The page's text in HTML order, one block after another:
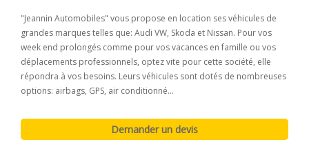
"Jeannin Automobiles" vous propose en location ses véhicules de
grandes marques telles que: Audi VW, Skoda et Nissan. Pour vos
week end prolongés comme pour vos vacances en famille ou vos
déplacements professionnels, optez vite pour cette société, elle
répondra à vos besoins. Leurs véhicules sont dotés de nombreuses
options: airbags, GPS, air conditionné...